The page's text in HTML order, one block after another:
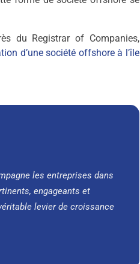
du Registrar of Companies,
d’une société offshore à l’île
les entreprises dans
engageants et
levier de croissance